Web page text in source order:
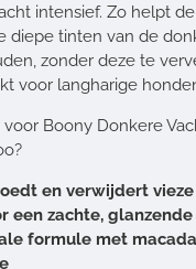
intensief. Zo helpt
diepe tinten van de
zonder deze te
voor langharige
Boony Donkere
en verwijdert
een zachte,
formule met